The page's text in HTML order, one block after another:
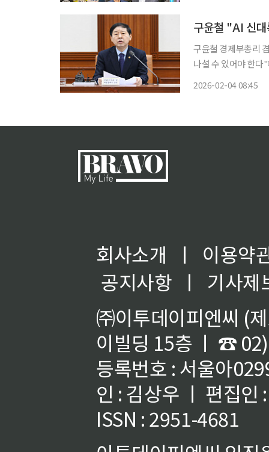
구윤철 "AI 신
구윤철 경제부총리
나설 수 있어야 한다
2026-02-04 08:45
회사소개 ㅣ
이용약
공지사항
ㅣ
기사제
㈜이투데이피엔씨 (
이빌딩 15층 ㅣ ☎
등록번호 : 서울아
인 : 김상우 ㅣ 편집인
ISSN : 2951-4681